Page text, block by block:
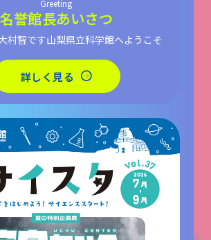
Greeting
名誉館長あいさつ
村智です山梨県立科学館へようこそ
詳しく見る